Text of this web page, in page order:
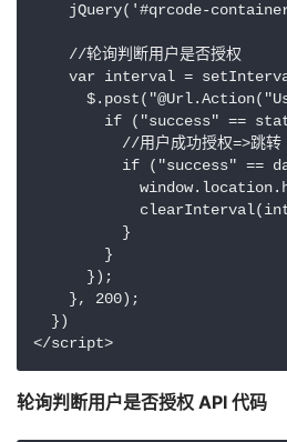
jQuery('#qrcode-
    //轮询判断用户是否授权
var interval =
if ("success" ==
          //用户成功授权=>跳转
if ("success" ==
          }
        }
      });
    }, 200);
  })
轮询判断用户是否授权 API 代码